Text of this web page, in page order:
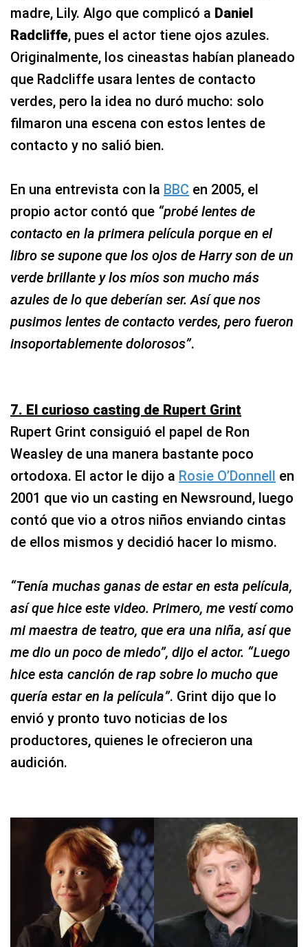
madre, Lily. Algo que complicó a Daniel
Radcliffe, pues el actor tiene ojos azules.
Originalmente, los cineastas habían planeado
que Radcliffe usara lentes de contacto
verdes, pero la idea no duró mucho: solo
filmaron una escena con estos lentes de
contacto y no salió bien.
En una entrevista con la BBC en 2005, el
propio actor contó que “probé lentes de
contacto en la primera película porque en el
libro se supone que los ojos de Harry son de un
verde brillante y los míos son mucho más
azules de lo que deberían ser. Así que nos
pusimos lentes de contacto verdes, pero fueron
insoportablemente dolorosos”.
7. El curioso casting de Rupert Grint
Rupert Grint consiguió el papel de Ron
Weasley de una manera bastante poco
ortodoxa. El actor le dijo a Rosie O’Donnell en
2001 que vio un casting en Newsround, luego
contó que vio a otros niños enviando cintas
de ellos mismos y decidió hacer lo mismo.
“Tenía muchas ganas de estar en esta película,
así que hice este video. Primero, me vestí como
mi maestra de teatro, que era una niña, así que
me dio un poco de miedo”, dijo el actor. “Luego
hice esta canción de rap sobre lo mucho que
quería estar en la película”. Grint dijo que lo
envió y pronto tuvo noticias de los
productores, quienes le ofrecieron una
audición.